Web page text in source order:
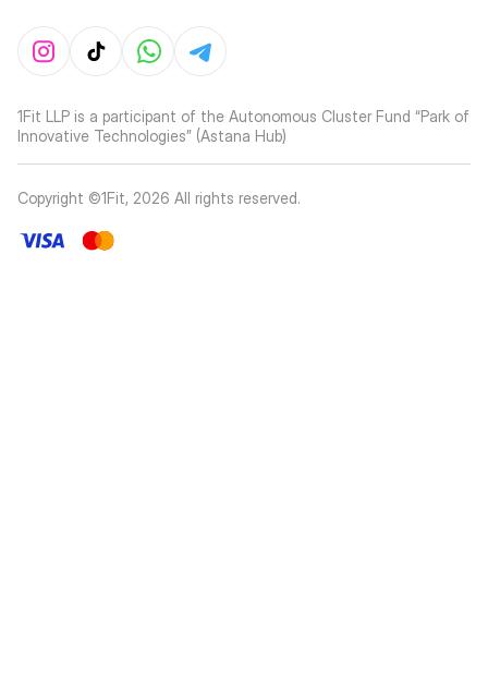
1Fit LLP is a participant of the Autonomous Cluster Fund “Park of
Innovative Technologies” (Astana Hub)
Copyright ©1Fit, 2026 All rights reserved.